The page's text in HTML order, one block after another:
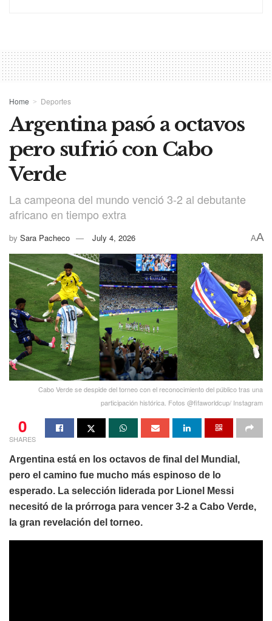
Home Deportes
Argentina pasó a octavos
pero sufrió con Cabo
Verde
La campeona del mundo venció 3-2 al debutante
africano en tiempo extra
by Sara Pacheco July 4, 2026 AA
Cabo Verde se despide del torneo con el reconocimiento del público tras una
participación histórica. Fotos @fifaworldcup/ Instagram
0
SHARES
Argentina está en los octavos de final del Mundial,
pero el camino fue mucho más espinoso de lo
esperado. La selección liderada por Lionel Messi
necesitó de la prórroga para vencer 3-2 a Cabo Verde,
la gran revelación del torneo.